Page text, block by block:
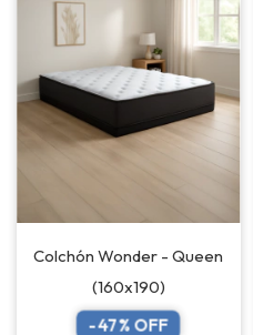
Colchón Wonder - Queen
(160x190)
-47% OFF